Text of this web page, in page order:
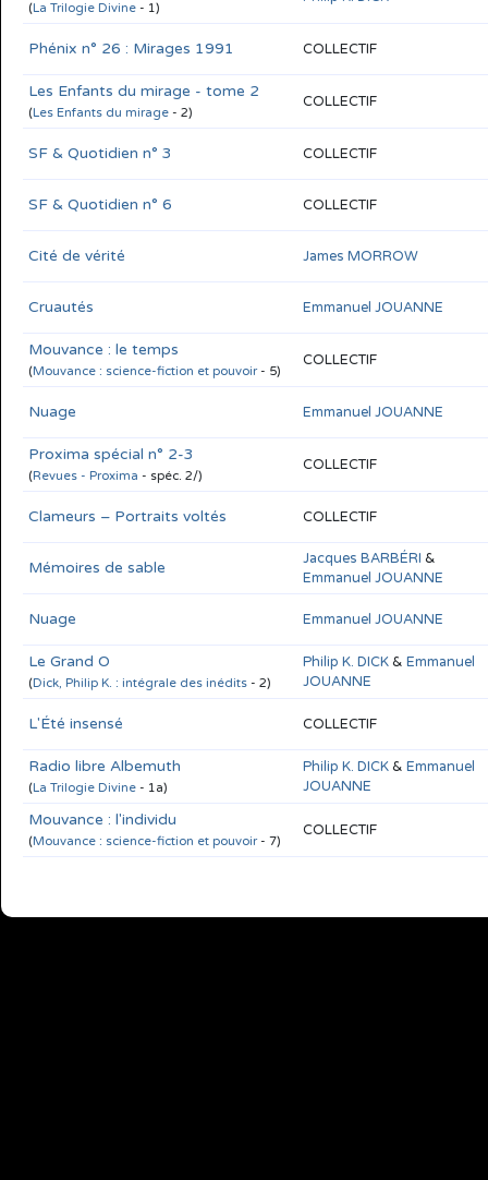
(La Trilogie Divine - 1)
Phénix n° 26 : Mirages 1991 COLLECTIF
Les Enfants du mirage - tome 2
(Les Enfants du mirage - 2)
COLLECTIF
SF & Quotidien n° 3 COLLECTIF
SF & Quotidien n° 6 COLLECTIF
Cité de vérité James MORROW
Cruautés Emmanuel JOUANNE
Mouvance : le temps
(Mouvance : science-fiction et pouvoir- 5)
COLLECTIF
Nuage Emmanuel JOUANNE
Proxima spécial n° 2-3
(Revues - Proxima - spéc. 2/)
COLLECTIF
Clameurs – Portraits voltés COLLECTIF
Mémoires de sable Jacques BARBÉRI &
Emmanuel JOUANNE
Nuage Emmanuel JOUANNE
Le Grand O
(Dick, Philip K. : intégrale des inédits - 2)
Philip K. DICK& Emmanuel
JOUANNE
L'Été insensé COLLECTIF
Radio libre Albemuth
(La Trilogie Divine - 1a)
Philip K. DICK& Emmanuel
JOUANNE
Mouvance : l'individu
(Mouvance : science-fiction et pouvoir- 7)
COLLECTIF